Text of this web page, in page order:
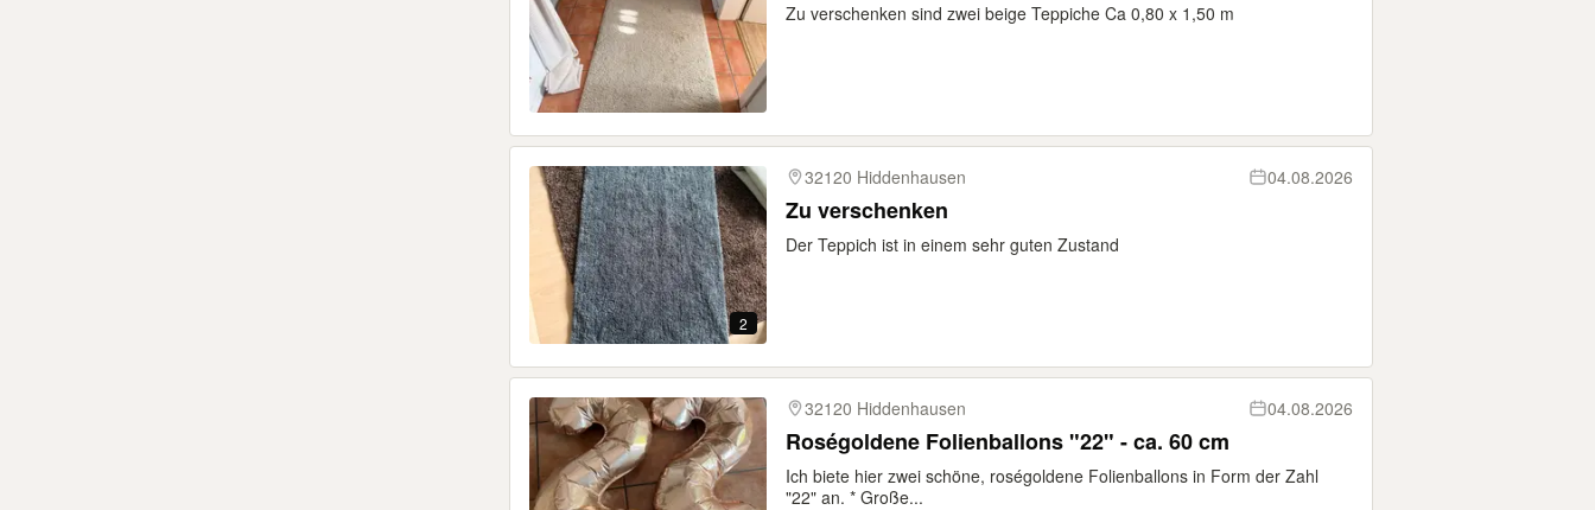
Zu verschenken sind zwei beige Teppiche Ca 0,80 x 1,50 m
2
32120 Hiddenhausen 04.08.2026
Zu verschenken
Der Teppich ist in einem sehr guten Zustand
32120 Hiddenhausen 04.08.2026
Roségoldene Folienballons "22" - ca. 60 cm
Ich biete hier zwei schöne, roségoldene Folienballons in Form der Zahl
"22" an. * Große...